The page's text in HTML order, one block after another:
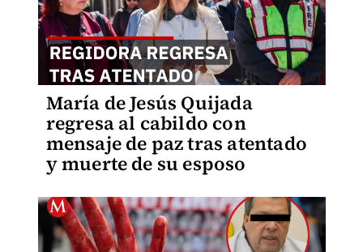
María de Jesús Quijada
regresa al cabildo con
mensaje de paz tras atentado
y muerte de su esposo